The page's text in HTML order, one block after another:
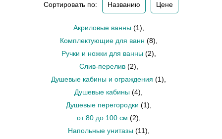
Сортировать по: Названию Цене
Акриловые ванны (1)
Комплектующие для ванн (8)
Ручки и ножки для ванны (2)
Слив-перелив (2)
Душевые кабины и ограждения (1)
Душевые кабины (4)
Душевые перегородки (1)
от 80 до 100 см (2)
Напольные унитазы (11)